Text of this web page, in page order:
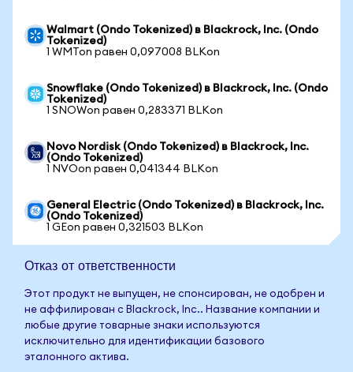
Walmart (Ondo Tokenized) в Blackrock, Inc. (Ondo
Tokenized)
1 WMTon равен 0,097008 BLKon
Snowflake (Ondo Tokenized) в Blackrock, Inc. (Ondo
Tokenized)
1 SNOWon равен 0,283371 BLKon
Novo Nordisk (Ondo Tokenized) в Blackrock, Inc.
(Ondo Tokenized)
1 NVOon равен 0,041344 BLKon
General Electric (Ondo Tokenized) в Blackrock, Inc.
(Ondo Tokenized)
1 GEon равен 0,321503 BLKon
Отказ от ответственности
Этот продукт не выпущен, не спонсирован, не одобрен и
не аффилирован с Blackrock, Inc.. Название компании и
любые другие товарные знаки используются
исключительно для идентификации базового
эталонного актива.